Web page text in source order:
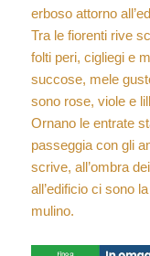
erboso attorno
Tra le fiorenti rive
folti peri, cigliegi e
succose, mele
sono rose, viole e
Ornano le entrate
passeggia con gli
scrive, all’ombra
all’edificio ci sono
mulino.